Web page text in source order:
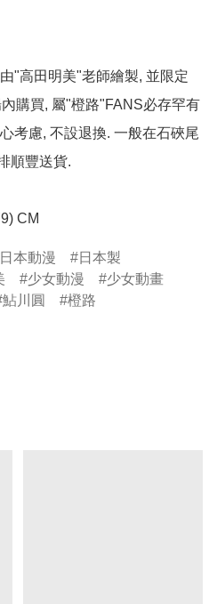
"高田明美"老師繪製, 並限定
購買, 屬"橙路"FANS必存罕有
考慮, 不設退換. 一般在石硤尾
順豐送貨.
CM
日本動漫
日本製
少女動漫
少女動畫
鮎川圓
橙路